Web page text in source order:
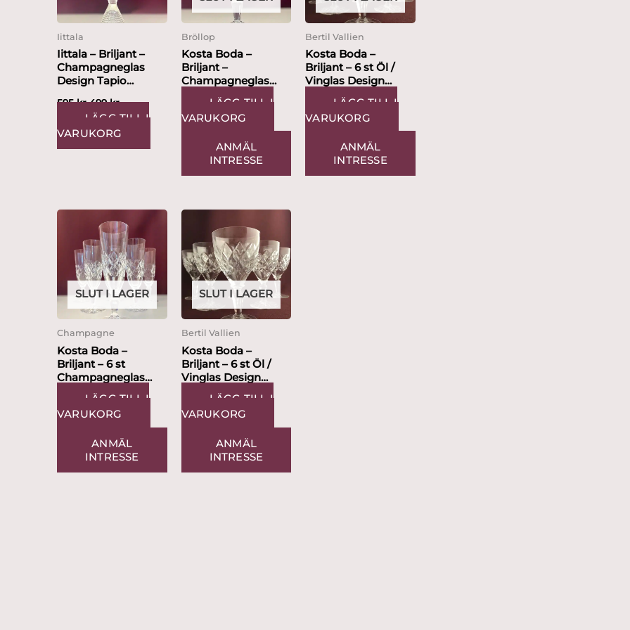
Iittala
Iittala – Briljant –
Champagneglas
Design Tapio
595kr 499kr
LÄGG TILL I
VARUKORG
Bröllop
Kosta Boda –
Briljant –
Champagneglas
Design Bertil Vallien
LÄGG TILL I
VARUKORG
ANMÄL
INTRESSE
Bertil Vallien
Kosta Boda –
Briljant – 6 st Öl /
Vinglas Design
Bertil Vallien
LÄGG TILL I
VARUKORG
ANMÄL
INTRESSE
SLUT I LAGER
Champagne
Kosta Boda –
Briljant – 6 st
Champagneglas
Design Bertil Vallien
LÄGG TILL I
VARUKORG
ANMÄL
INTRESSE
SLUT I LAGER
Bertil Vallien
Kosta Boda –
Briljant – 6 st Öl /
Vinglas Design
Bertil Vallien
LÄGG TILL I
VARUKORG
ANMÄL
INTRESSE